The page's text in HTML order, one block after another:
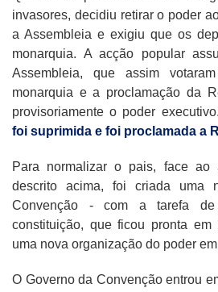
invasores, decidiu retirar o poder
a Assembleia e exigiu que os
monarquia. A acção popular
Assembleia, que assim
monarquia e a proclamação da
provisoriamente o poder executivo.
foi suprimida e foi proclamada a
Para normalizar o pais, face ao
descrito acima, foi criada uma
Convenção - com a tarefa de
constituição, que ficou pronta
uma nova organização do poder
O Governo da Convenção entrou